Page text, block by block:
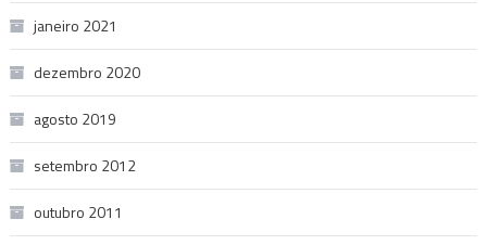
janeiro 2021
dezembro 2020
agosto 2019
setembro 2012
outubro 2011